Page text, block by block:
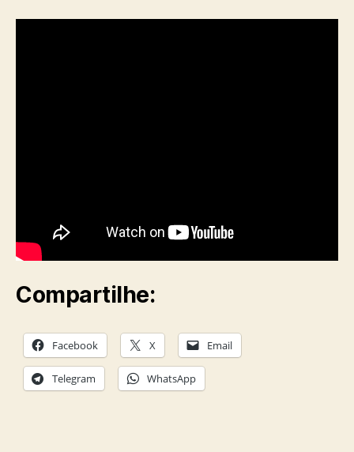
Compartilhe:
Facebook X Email
Telegram WhatsApp